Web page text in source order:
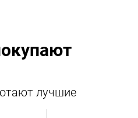
лучшие